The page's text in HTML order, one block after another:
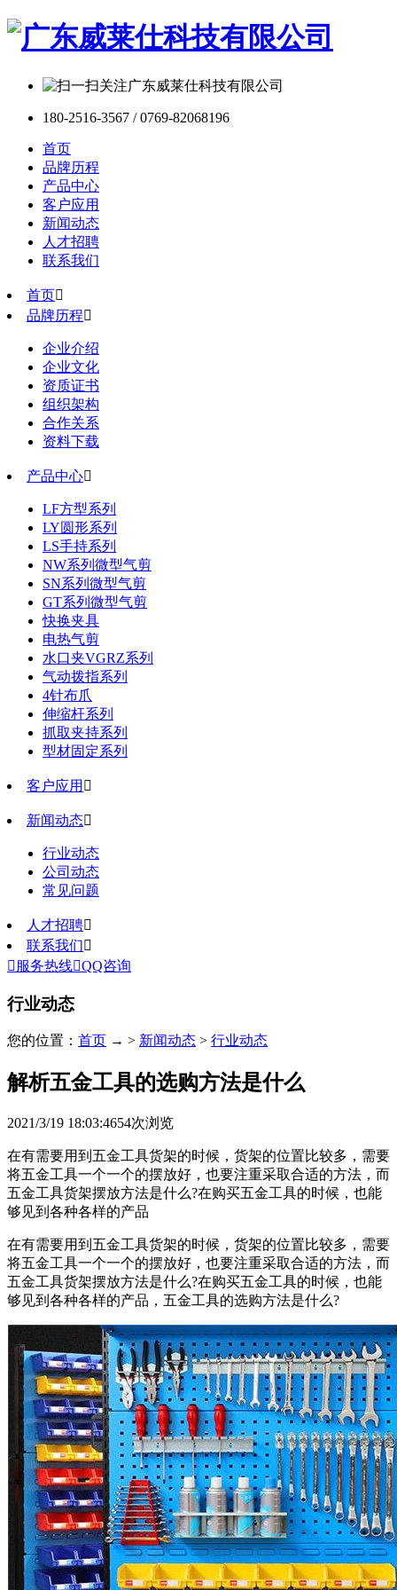
180-2516-3567 / 0769-82068196
首页
品牌历程
产品中心
客户应用
新闻动态
人才招聘
联系我们
首页
品牌历程
企业介绍
企业文化
资质证书
组织架构
合作关系
资料下载
产品中心
LF方型系列
LY圆形系列
LS手持系列
NW系列微型气剪
SN系列微型气剪
GT系列微型气剪
快换夹具
电热气剪
水口夹VGRZ系列
气动拨指系列
4针布爪
伸缩杆系列
抓取夹持系列
型材固定系列
客户应用 
新闻动态
行业动态
公司动态
常见问题
人才招聘
联系我们
 服务热线QQ咨询
行业动态
您的位置： 首页 → > 新闻动态 > 行业动态
解析五金工具的选购方法是什么
2021/3/19 18:03:4654次浏览
在有需要用到五金工具货架的时候，货架的位置比较多，需要
将五金工具一个一个的摆放好，也要注重采取合适的方法，而
五金工具货架摆放方法是什么?在购买五金工具的时候，也能
够见到各种各样的产品
在有需要用到五金工具货架的时候，货架的位置比较多，需要
将五金工具一个一个的摆放好，也要注重采取合适的方法，而
五金工具货架摆放方法是什么?在购买五金工具的时候，也能
够见到各种各样的产品，五金工具的选购方法是什么?